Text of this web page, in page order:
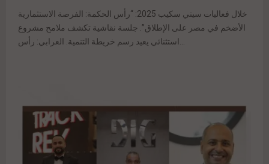
خلال فعاليات سيتي سكيب 2025: “رأس الحكمة: الفرصة الاستثمارية
الأضخم في مصر على الإطلاق”. جلسة نقاشية تكشف ملامح مشروع